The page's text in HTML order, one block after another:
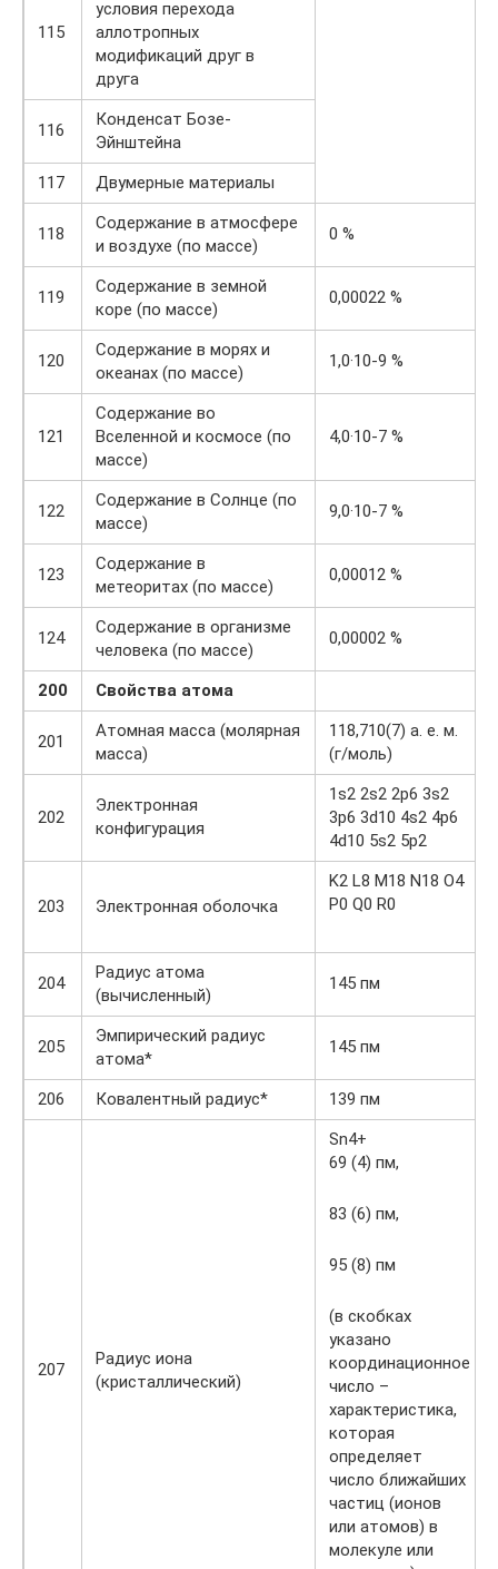
115
условия перехода
аллотропных
модификаций друг в
друга
116
Конденсат Бозе-
Эйнштейна
117
Двумерные материалы
118
Содержание в атмосфере
и воздухе (по массе)
0 %
119
Содержание в земной
коре (по массе)
0,00022 %
120
Содержание в морях и
океанах (по массе)
1,0·10-9 %
121
Содержание во
Вселенной и космосе (по
массе)
4,0·10-7 %
122
Содержание в Солнце (по
массе)
9,0·10-7 %
123
Содержание в
метеоритах (по массе)
0,00012 %
124
Содержание в организме
человека (по массе)
0,00002 %
200 Свойства атома
201
Атомная масса (молярная
масса)
118,710(7) а. е. м.
(г/моль)
202
Электронная
конфигурация
1s2 2s2 2p6 3s2
3p6 3d10 4s2 4p6
4d10 5s2 5p2
203 Электронная оболочка
K2 L8 M18 N18 O4
P0 Q0 R0
204
Радиус атома
(вычисленный)
145 пм
205
Эмпирический радиус
атома*
145 пм
206 Ковалентный радиус* 139 пм
207
Радиус иона
(кристаллический)
Sn4+
69 (4) пм,
83 (6) пм,
95 (8) пм
(в скобках
указано
координационное
число –
характеристика,
которая
определяет
число ближайших
частиц (ионов
или атомов) в
молекуле или